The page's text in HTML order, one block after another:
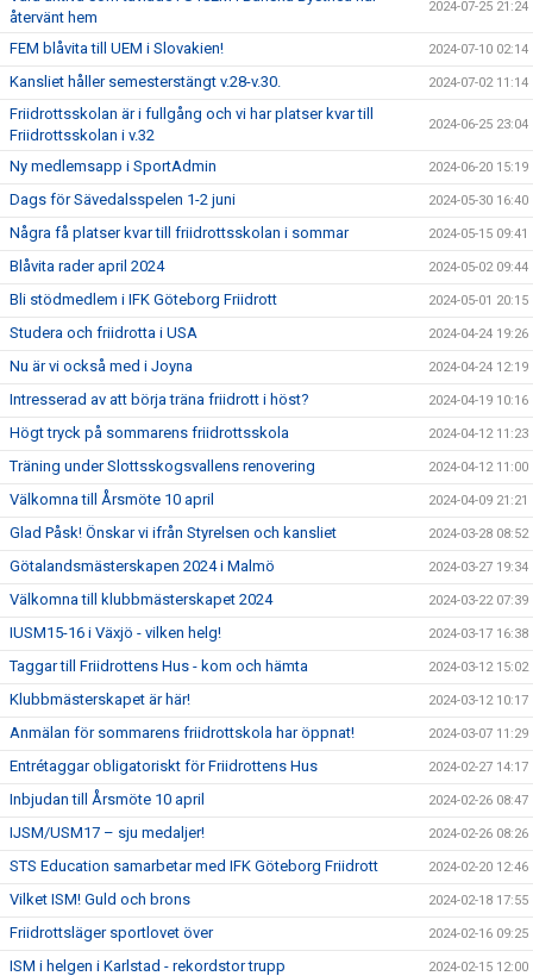
återvänt hem
2024-07-25 21:24
FEM blåvita till UEM i Slovakien! 2024-07-10 02:14
Kansliet håller semesterstängt v.28-v.30. 2024-07-02 11:14
Friidrottsskolan är i fullgång och vi har platser kvar till
Friidrottsskolan i v.32
2024-06-25 23:04
Ny medlemsapp i SportAdmin 2024-06-20 15:19
Dags för Sävedalsspelen 1-2 juni 2024-05-30 16:40
Några få platser kvar till friidrottsskolan i sommar 2024-05-15 09:41
Blåvita rader april 2024 2024-05-02 09:44
Bli stödmedlem i IFK Göteborg Friidrott 2024-05-01 20:15
Studera och friidrotta i USA 2024-04-24 19:26
Nu är vi också med i Joyna 2024-04-24 12:19
Intresserad av att börja träna friidrott i höst? 2024-04-19 10:16
Högt tryck på sommarens friidrottsskola 2024-04-12 11:23
Träning under Slottsskogsvallens renovering 2024-04-12 11:00
Välkomna till Årsmöte 10 april 2024-04-09 21:21
Glad Påsk! Önskar vi ifrån Styrelsen och kansliet 2024-03-28 08:52
Götalandsmästerskapen 2024 i Malmö 2024-03-27 19:34
Välkomna till klubbmästerskapet 2024 2024-03-22 07:39
IUSM15-16 i Växjö - vilken helg! 2024-03-17 16:38
Taggar till Friidrottens Hus - kom och hämta 2024-03-12 15:02
Klubbmästerskapet är här! 2024-03-12 10:17
Anmälan för sommarens friidrottskola har öppnat! 2024-03-07 11:29
Entrétaggar obligatoriskt för Friidrottens Hus 2024-02-27 14:17
Inbjudan till Årsmöte 10 april 2024-02-26 08:47
IJSM/USM17 – sju medaljer! 2024-02-26 08:26
STS Education samarbetar med IFK Göteborg Friidrott 2024-02-20 12:46
Vilket ISM! Guld och brons 2024-02-18 17:55
Friidrottsläger sportlovet över 2024-02-16 09:25
ISM i helgen i Karlstad - rekordstor trupp 2024-02-15 12:00